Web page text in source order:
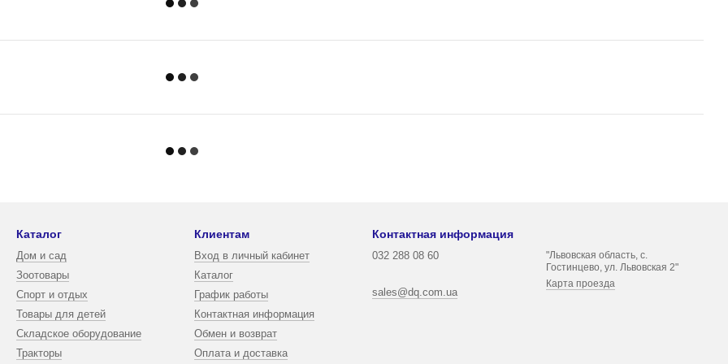
Каталог
Дом и сад
Зоотовары
Спорт и отдых
Товары для детей
Складское оборудование
Тракторы
Клиентам
Вход в личный кабинет
Каталог
График работы
Контактная информация
Обмен и возврат
Оплата и доставка
Контактная информация
032 288 08 60
sales@dq.com.ua
"Львовская область, с.
Гостинцево, ул. Львовская 2"
Карта проезда